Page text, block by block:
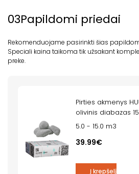
03Papildomi priedai
Rekomenduojame pasirinkti šias
Speciali kaina taikoma tik užsakant
preke.
Į krepšelį
Pirties akmenys
olivinis diabazas
5.0 - 15.0 m3
39.99€